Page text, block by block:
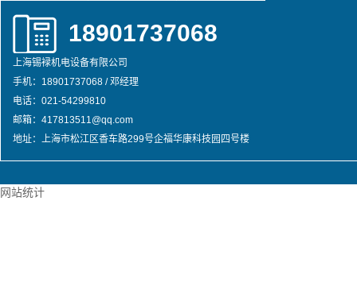
18901737068
上海锡䘵机电设备有限公司
手机：18901737068 / 邓经理
电话：021-54299810
邮箱：417813511@qq.com
地址：上海市松江区香车路299号企福华康科技园四号楼
网站统计